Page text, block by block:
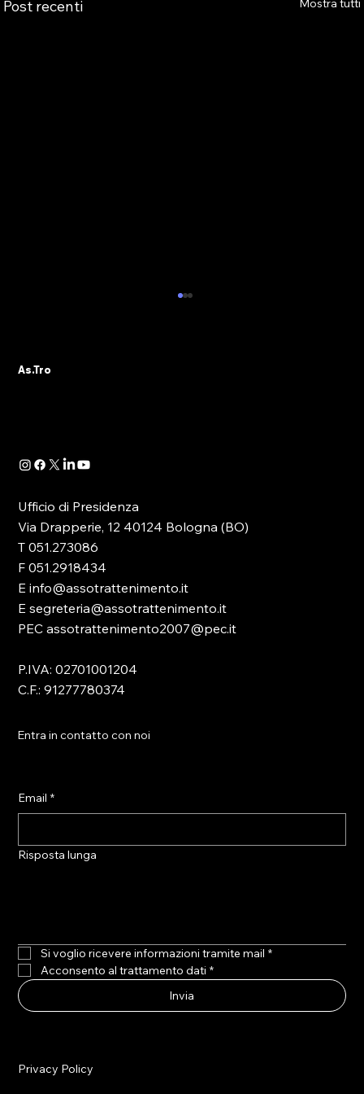
Post recenti Mostra tutti
SETTANTACINQUESIMO BOLLETTINO
SULLE LUDOPATIE
As.Tro
Ufficio di Presidenza
Via Drapperie, 12 40124 Bologna (BO)
T 051.273086
F 051.2918434
E info@assotrattenimento.it
E segreteria@assotrattenimento.it
PEC assotrattenimento2007@pec.it
P.IVA: 02701001204
C.F.: 91277780374
Entra in contatto con noi
Email *
Risposta lunga
Si voglio ricevere informazioni tramite mail *
Acconsento al trattamento dati *
Invia
Privacy Policy